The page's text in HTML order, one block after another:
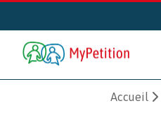
Accueil